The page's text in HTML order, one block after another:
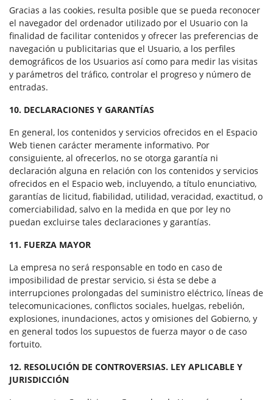
Gracias a las cookies, resulta posible que se pueda reconocer
el navegador del ordenador utilizado por el Usuario con la
finalidad de facilitar contenidos y ofrecer las preferencias de
navegación u publicitarias que el Usuario, a los perfiles
demográficos de los Usuarios así como para medir las visitas
y parámetros del tráfico, controlar el progreso y número de
entradas.
10. DECLARACIONES Y GARANTÍAS
En general, los contenidos y servicios ofrecidos en el Espacio
Web tienen carácter meramente informativo. Por
consiguiente, al ofrecerlos, no se otorga garantía ni
declaración alguna en relación con los contenidos y servicios
ofrecidos en el Espacio web, incluyendo, a título enunciativo,
garantías de licitud, fiabilidad, utilidad, veracidad, exactitud, o
comerciabilidad, salvo en la medida en que por ley no
puedan excluirse tales declaraciones y garantías.
11. FUERZA MAYOR
La empresa no será responsable en todo en caso de
imposibilidad de prestar servicio, si ésta se debe a
interrupciones prolongadas del suministro eléctrico, líneas de
telecomunicaciones, conflictos sociales, huelgas, rebelión,
explosiones, inundaciones, actos y omisiones del Gobierno, y
en general todos los supuestos de fuerza mayor o de caso
fortuito.
12. RESOLUCIÓN DE CONTROVERSIAS. LEY APLICABLE Y
JURISDICCIÓN